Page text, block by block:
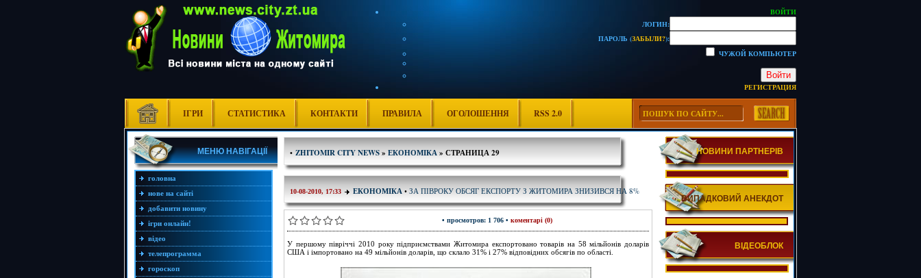
ВОЙТИ
ЛОГИН:
ПАРОЛЬ (ЗАБЫЛИ?):
ЧУЖОЙ КОМПЬЮТЕР
Войти
РЕГИСТРАЦИЯ
ІГРИ СТАТИСТИКА КОНТАКТИ ПРАВИЛА ОГОЛОШЕННЯ RSS 2.0
МЕНЮ НАВІГАЦІЇ
головна
нове на сайті
добавити новину
ігри онлайн!
відео
телепрограмма
гороскоп
• ZHITOMIR CITY NEWS» ЕКОНОМІКА» СТРАНИЦА 29
10-08-2010, 17:33 ЕКОНОМІКА • ЗА ПІВРОКУ ОБСЯГ ЕКСПОРТУ З ЖИТОМИРА ЗНИЗИВСЯ НА 8%
• просмотров: 1 706 • коментарі (0)
У першому півріччі 2010 року підприємствами Житомира експортовано товарів на 58 мільйонів доларів
США і імпортовано на 49 мільйонів доларів, що склало 31% і 27% відповідних обсягів по області.
НОВИНИ ПАРТНЕРІВ
ВИПАДКОВИЙ АНЕКДОТ
ВІДЕОБЛОК